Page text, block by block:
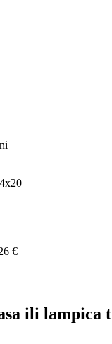
€
ili lampica